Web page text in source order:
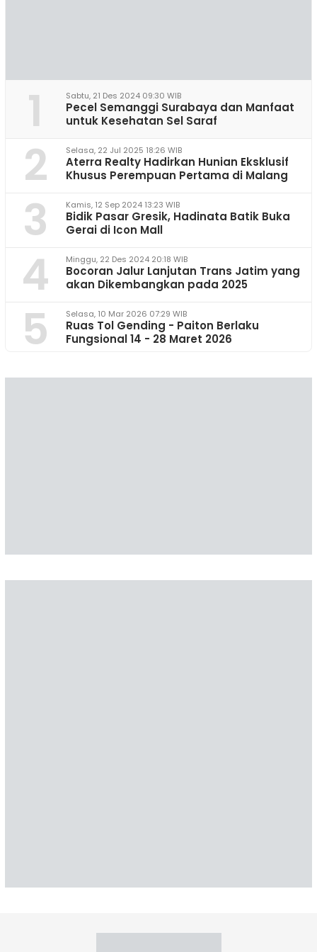
1 Sabtu, 21 Des 2024 09:30 WIB
Pecel Semanggi Surabaya dan Manfaat
untuk Kesehatan Sel Saraf
2 Selasa, 22 Jul 2025 18:26 WIB
Aterra Realty Hadirkan Hunian Eksklusif
Khusus Perempuan Pertama di Malang
3 Kamis, 12 Sep 2024 13:23 WIB
Bidik Pasar Gresik, Hadinata Batik Buka
Gerai di Icon Mall
4 Minggu, 22 Des 2024 20:18 WIB
Bocoran Jalur Lanjutan Trans Jatim yang
akan Dikembangkan pada 2025
5 Selasa, 10 Mar 2026 07:29 WIB
Ruas Tol Gending - Paiton Berlaku
Fungsional 14 - 28 Maret 2026